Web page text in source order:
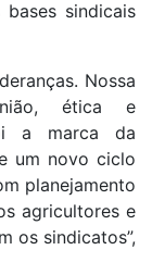
sindicais
Nossa
ética e
a marca da
um novo ciclo
planejamento
agricultores e
os sindicatos”,